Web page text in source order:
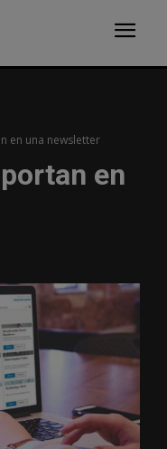
en una newsletter
en